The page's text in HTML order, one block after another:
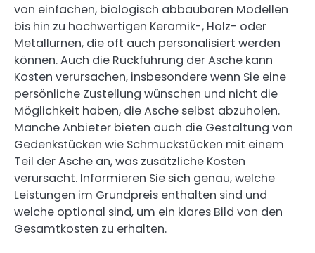
von einfachen, biologisch abbaubaren Modellen
bis hin zu hochwertigen Keramik-, Holz- oder
Metallurnen, die oft auch personalisiert werden
können. Auch die Rückführung der Asche kann
Kosten verursachen, insbesondere wenn Sie eine
persönliche Zustellung wünschen und nicht die
Möglichkeit haben, die Asche selbst abzuholen.
Manche Anbieter bieten auch die Gestaltung von
Gedenkstücken wie Schmuckstücken mit einem
Teil der Asche an, was zusätzliche Kosten
verursacht. Informieren Sie sich genau, welche
Leistungen im Grundpreis enthalten sind und
welche optional sind, um ein klares Bild von den
Gesamtkosten zu erhalten.